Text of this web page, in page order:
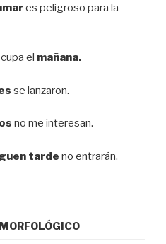
es peligroso para la
el mañana.
se lanzaron.
no me interesan.
tarde no entrarán.